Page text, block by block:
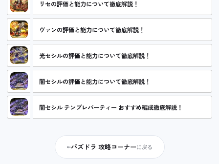
リセの評価と能力について徹底解説！
ヴァンの評価と能力について徹底解説！
光セシルの評価と能力について徹底解説！
闇セシルの評価と能力について徹底解説！
闇セシル テンプレパーティー おすすめ編成徹底解説！
←パズドラ 攻略コーナーに戻る